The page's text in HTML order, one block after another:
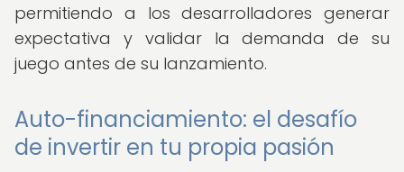
permitiendo a los desarrolladores generar
expectativa y validar la demanda de su
juego antes de su lanzamiento.
Auto-financiamiento: el desafío
de invertir en tu propia pasión